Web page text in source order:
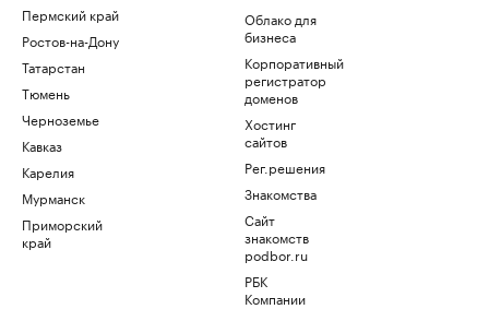
Пермский край
Ростов-на-Дону
Татарстан
Тюмень
Черноземье
Кавказ
Карелия
Мурманск
Приморский
край
Облако для
бизнеса
Корпоративный
регистратор
доменов
Хостинг
сайтов
Рег.решения
Знакомства
Сайт
знакомств
podbor.ru
РБК
Компании